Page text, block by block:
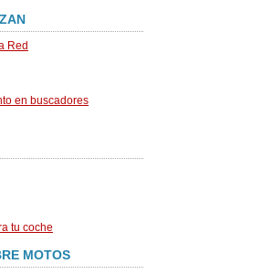
Red
en buscadores
tu coche
MOTOS